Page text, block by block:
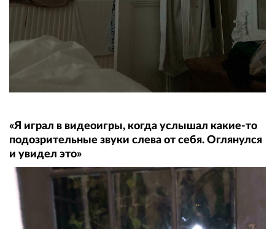
«Я играл в видеоигры, когда услышал какие-то
подозрительные звуки слева от себя. Оглянулся
и увидел это»